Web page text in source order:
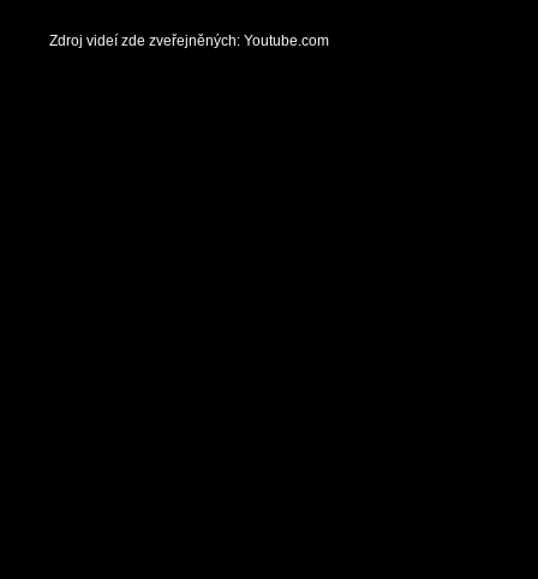
Zdroj videí zde zveřejněných: Youtube.com